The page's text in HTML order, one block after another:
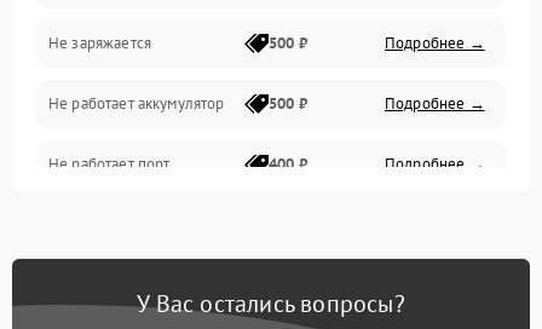
Объективы
Программные сбои
Коммуникации и интерфейсы
Не заряжается 500 ₽ Подробнее →
Не работает аккумулятор 500 ₽ Подробнее →
Не работает порт 400 ₽ Подробнее →
У Вас остались вопросы?